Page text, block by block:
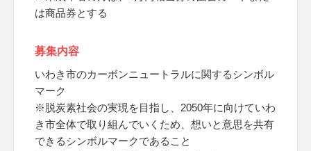
は商品券とする
募集内容
いわき市のカーボンニュートラルに関するシンボル
マーク
※脱炭素社会の実現を目指し、2050年に向けていわ
き市全体で取り組んでいくため、想いと意思を共有
できるシンボルマークであること